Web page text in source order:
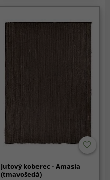
Jutový koberec - Amasia
(tmavošedá)